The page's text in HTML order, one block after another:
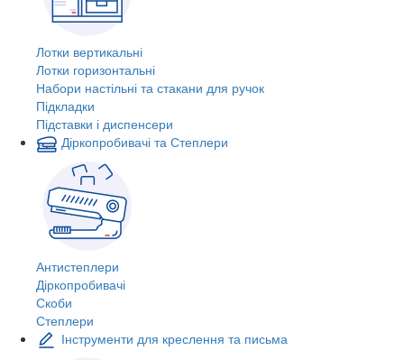
Лотки вертикальні
Лотки горизонтальні
Набори настільні та стакани для ручок
Підкладки
Підставки і диспенсери
Діркопробивачі та Степлери
Антистеплери
Діркопробивачі
Скоби
Степлери
Інструменти для креслення та письма